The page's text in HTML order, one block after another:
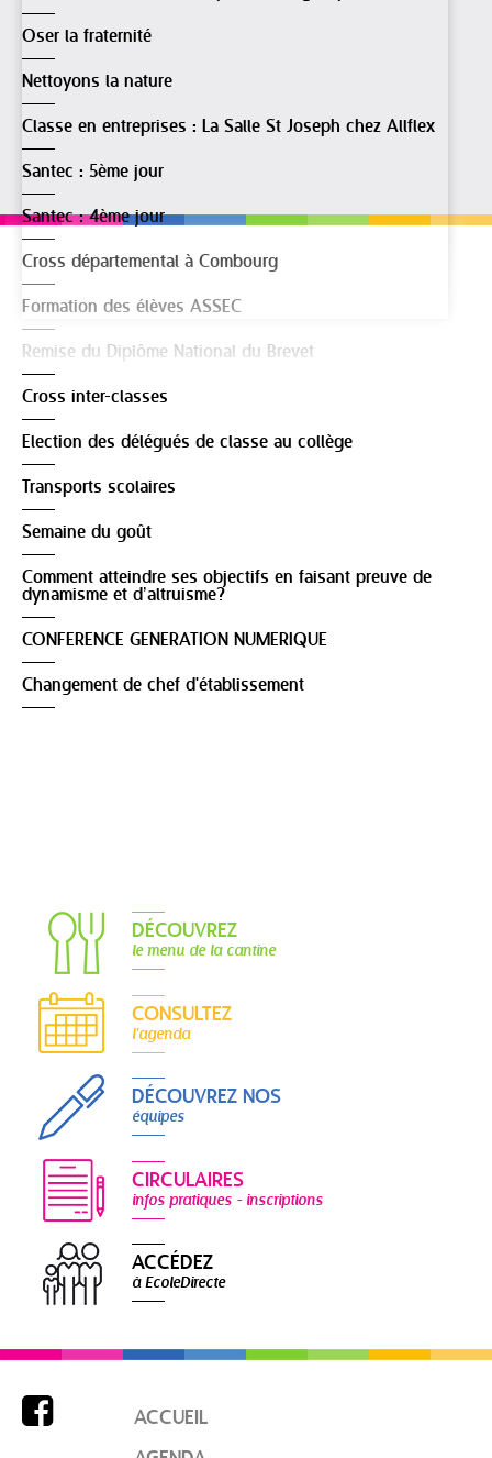
Oser la fraternité
Nettoyons la nature
Classe en entreprises : La Salle St Joseph chez Allflex
Santec : 5ème jour
Santec : 4ème jour
Cross départemental à Combourg
Formation des élèves ASSEC
Remise du Diplôme National du Brevet
Cross inter-classes
Election des délégués de classe au collège
Transports scolaires
Semaine du goût
Comment atteindre ses objectifs en faisant preuve de
dynamisme et d’altruisme?
CONFERENCE GENERATION NUMERIQUE
Changement de chef d'établissement
DÉCOUVREZ
le menu de la cantine
CONSULTEZ
l'agenda
DÉCOUVREZ NOS
équipes
CIRCULAIRES
infos pratiques - inscriptions
ACCÉDEZ
à EcoleDirecte

ACCUEIL